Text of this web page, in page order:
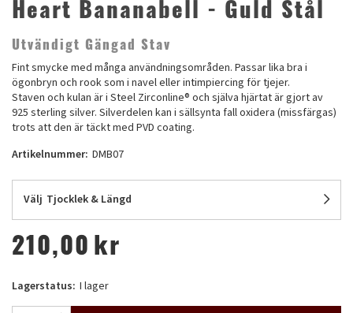
Heart Bananabell - Guld Stål
Utvändigt Gängad Stav
Fint smycke med många användningsområden. Passar lika bra i
ögonbryn och rook som i navel eller intimpiercing för tjejer.
Staven och kulan är i Steel Zirconline® och själva hjärtat är gjort av
925 sterling silver. Silverdelen kan i sällsynta fall oxidera (missfärgas)
trots att den är täckt med PVD coating.
Artikelnummer: DMB07
Välj Tjocklek & Längd
210,00 kr
Lagerstatus: I lager